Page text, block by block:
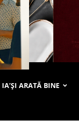
IA’ȘI ARATĂ BINE